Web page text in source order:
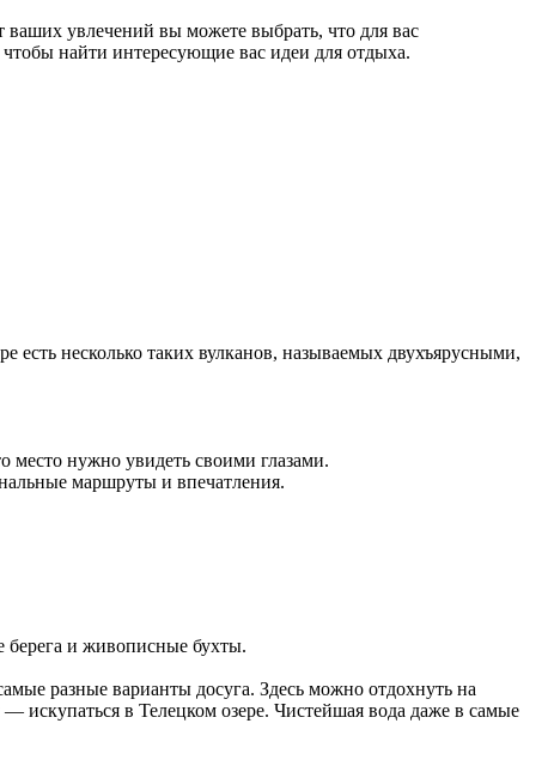
ваших увлечений вы можете выбрать, что для вас
найти интересующие вас идеи для отдыха.
несколько таких вулканов, называемых двухъярусными,
место нужно увидеть своими глазами.
маршруты и впечатления.
берега и живописные бухты.
разные варианты досуга. Здесь можно отдохнуть на
искупаться в Телецком озере. Чистейшая вода даже в самые